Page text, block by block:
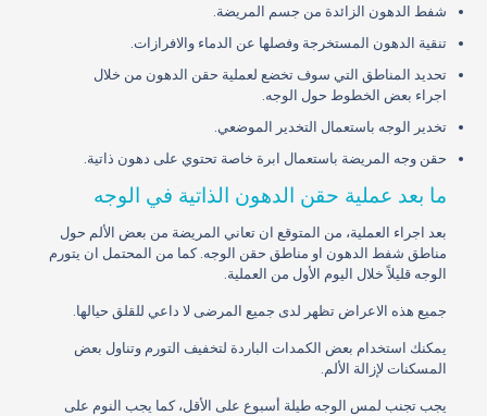
شفط الدهون الزائدة من جسم المريضة.
تنقية الدهون المستخرجة وفصلها عن الدماء والافرازات.
تحديد المناطق التي سوف تخضع لعملية حقن الدهون من خلال
اجراء بعض الخطوط حول الوجه.
تخدير الوجه باستعمال التخدير الموضعي.
حقن وجه المريضة باستعمال ابرة خاصة تحتوي على دهون ذاتية.
ما بعد عملية حقن الدهون الذاتية في الوجه
بعد اجراء العملية، من المتوقع ان تعاني المريضة من بعض الألم حول
مناطق شفط الدهون او مناطق حقن الوجه. كما من المحتمل ان يتورم
الوجه قليلاً خلال اليوم الأول من العملية.
جميع هذه الاعراض تظهر لدى جميع المرضى لا داعي للقلق حيالها.
يمكنك استخدام بعض الكمدات الباردة لتخفيف التورم وتناول بعض
المسكنات لإزالة الألم.
يجب تجنب لمس الوجه طيلة أسبوع على الأقل، كما يجب النوم على